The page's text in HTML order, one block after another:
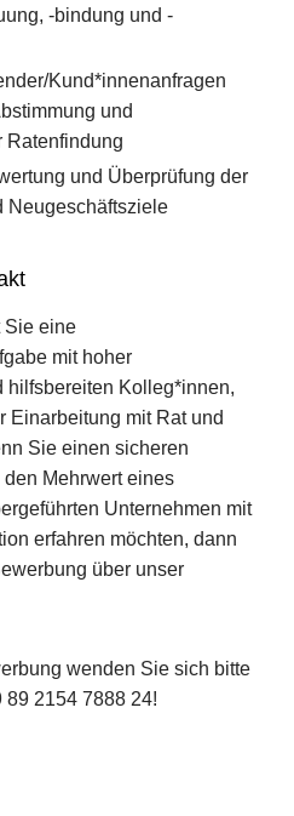
-bindung und -
Kund*innenanfragen
und
Ratenfindung
und Überprüfung der
Neugeschäftsziele
Sie eine
mit hoher
hilfsbereiten Kolleg*innen,
Einarbeitung mit Rat und
Sie einen sicheren
Mehrwert eines
Unternehmen mit
erfahren möchten, dann
über unser
wenden Sie sich bitte
89 2154 7888 24!